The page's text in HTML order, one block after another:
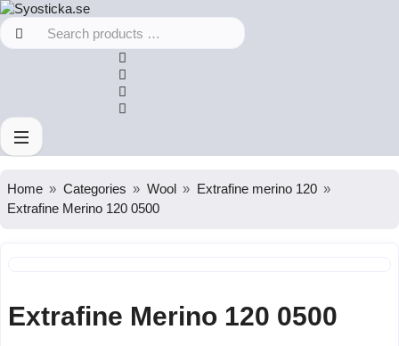
Home Categories Wool
Extrafine merino 120
Extrafine Merino 120 0500
Extrafine Merino 120 0500